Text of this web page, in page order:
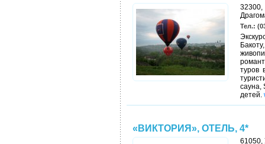
32300,
Тел.:
туров
сауна,
детей.
«ВИКТОРИЯ», ОТЕЛЬ, 4*
61050,